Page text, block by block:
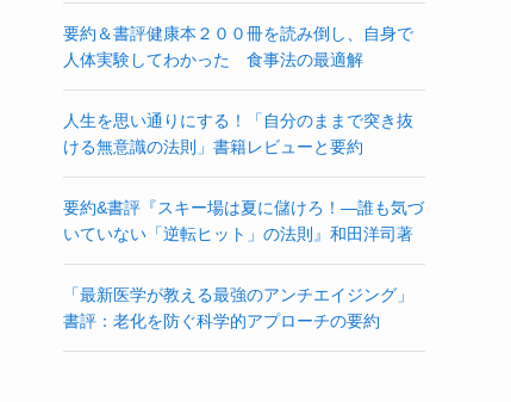
要約＆書評健康本２００冊を読み倒し、自身で
人体実験してわかった 食事法の最適解
人生を思い通りにする！「自分のままで突き抜
ける無意識の法則」書籍レビューと要約
要約&書評『スキー場は夏に儲けろ！―誰も気づ
いていない「逆転ヒット」の法則』和田洋司著
「最新医学が教える最強のアンチエイジング」
書評：老化を防ぐ科学的アプローチの要約